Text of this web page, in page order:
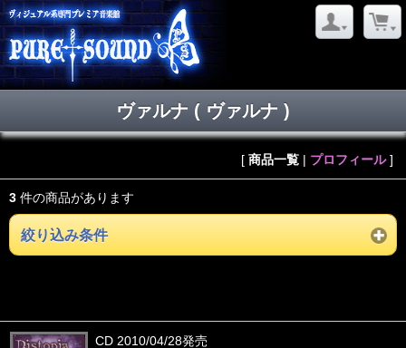
ヴァルナ ( ヴァルナ )
[ 商品一覧 | プロフィール]
3 件の商品があります
絞り込み条件
CD 2010/04/28発売